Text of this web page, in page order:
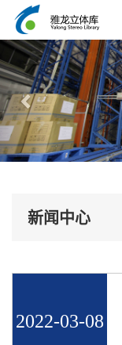
Previous
新闻中心
2022-03-08